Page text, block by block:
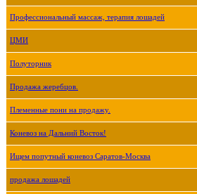
Профессиональный массаж, терапия лошадей
ЦМИ
Полуторник
Продажа жеребцов.
Племенные пони на продажу.
Коневоз на Дальний Восток!
Ищем попутный коневоз Саратов-Москва
продажа лошадей